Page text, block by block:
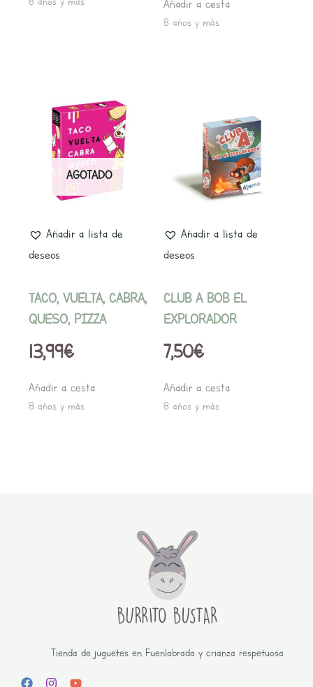
Añadir a cesta
8 años y más
AGOTADO
Añadir a lista de
deseos
TACO, VUELTA, CABRA,
QUESO, PIZZA
13,99€
Añadir a cesta
8 años y más
Añadir a lista de
deseos
CLUB A BOB EL
EXPLORADOR
7,50€
Añadir a cesta
8 años y más
Tienda de juguetes en Fuenlabrada y crianza respetuosa